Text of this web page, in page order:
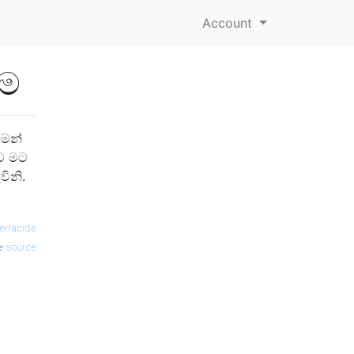
Account
මට
source